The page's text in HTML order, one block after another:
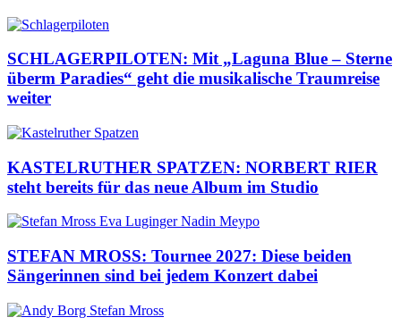
SCHLAGERPILOTEN: Mit „Laguna Blue – Sterne
überm Paradies“ geht die musikalische Traumreise
weiter
KASTELRUTHER SPATZEN: NORBERT RIER
steht bereits für das neue Album im Studio
STEFAN MROSS: Tournee 2027: Diese beiden
Sängerinnen sind bei jedem Konzert dabei